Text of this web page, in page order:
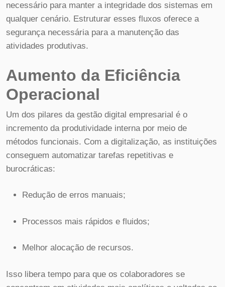
necessário para manter a integridade dos sistemas em
qualquer cenário. Estruturar esses fluxos oferece a
segurança necessária para a manutenção das
atividades produtivas.
Aumento da Eficiência
Operacional
Um dos pilares da gestão digital empresarial é o
incremento da produtividade interna por meio de
métodos funcionais. Com a digitalização, as instituições
conseguem automatizar tarefas repetitivas e
burocráticas:
Redução de erros manuais;
Processos mais rápidos e fluidos;
Melhor alocação de recursos.
Isso libera tempo para que os colaboradores se